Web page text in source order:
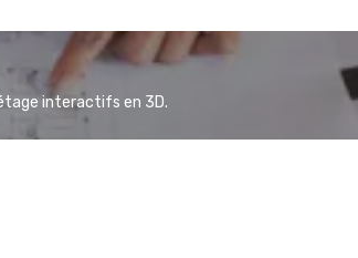
interactifs en 3D.